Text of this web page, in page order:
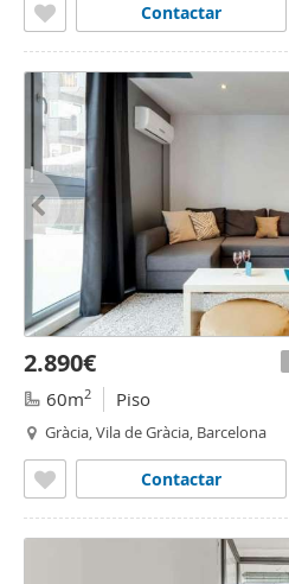
Contactar
2.890€
60m2 Piso
Gràcia, Vila de Gràcia, Barcelona
Contactar